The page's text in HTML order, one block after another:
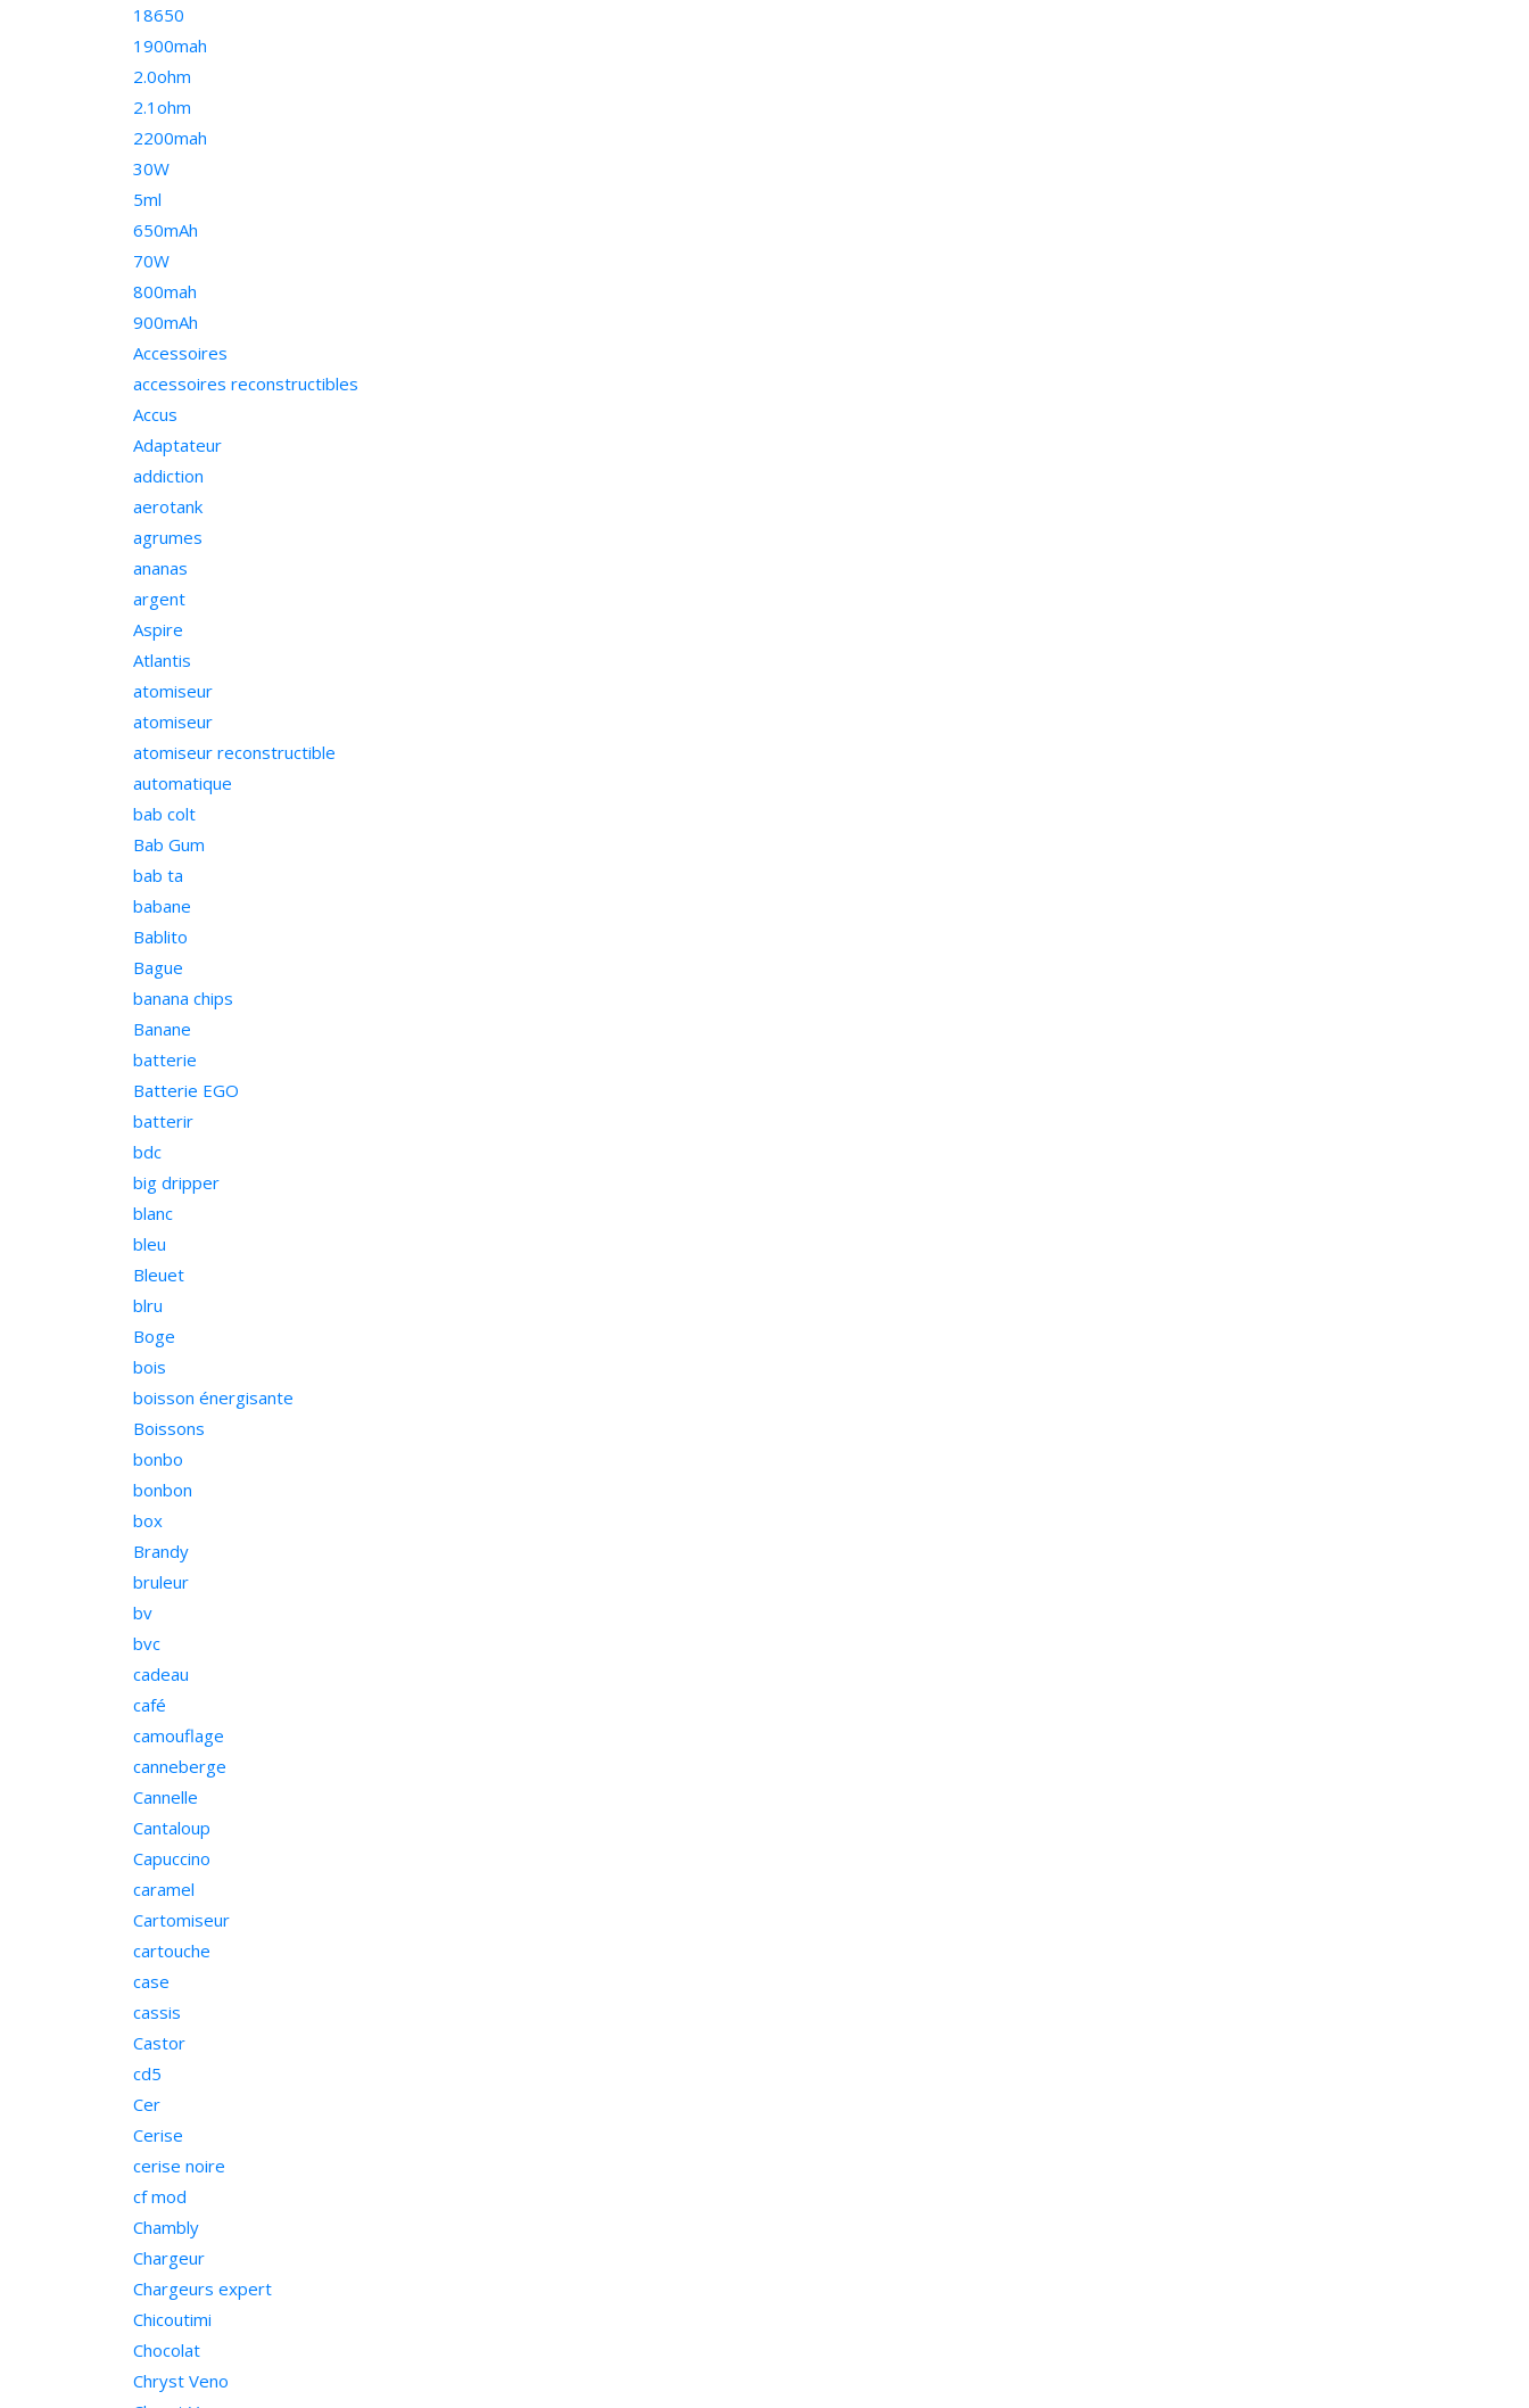
18650
1900mah
2.0ohm
2.1ohm
2200mah
30W
5ml
650mAh
70W
800mah
900mAh
Accessoires
accessoires reconstructibles
Accus
Adaptateur
addiction
aerotank
agrumes
ananas
argent
Aspire
Atlantis
atomiseur
atomiseur
atomiseur reconstructible
automatique
bab colt
Bab Gum
bab ta
babane
Bablito
Bague
banana chips
Banane
batterie
Batterie EGO
batterir
bdc
big dripper
blanc
bleu
Bleuet
blru
Boge
bois
boisson énergisante
Boissons
bonbo
bonbon
box
Brandy
bruleur
bv
bvc
cadeau
café
camouflage
canneberge
Cannelle
Cantaloup
Capuccino
caramel
Cartomiseur
cartouche
case
cassis
Castor
cd5
Cer
Cerise
cerise noire
cf mod
Chambly
Chargeur
Chargeurs expert
Chicoutimi
Chocolat
Chryst Veno